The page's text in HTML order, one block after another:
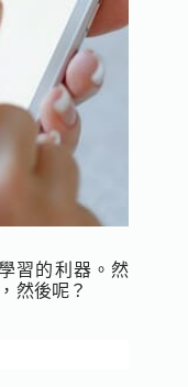
習的利器。然
，然後呢？